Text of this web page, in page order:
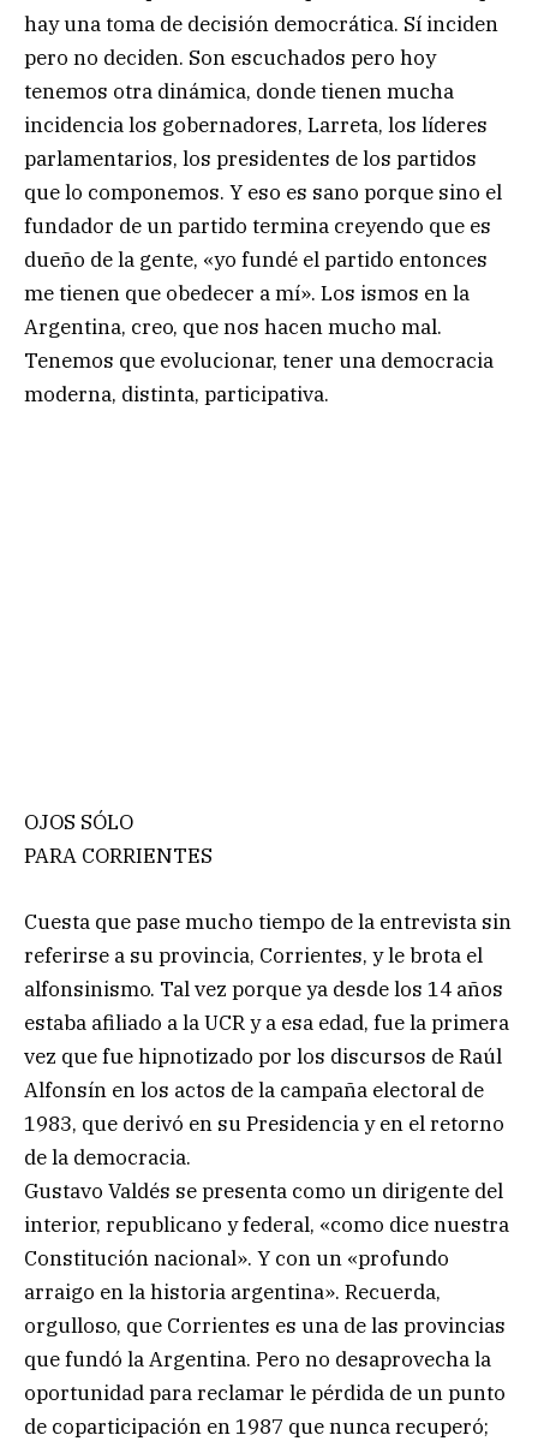
hay una toma de decisión democrática. Sí inciden
pero no deciden. Son escuchados pero hoy
tenemos otra dinámica, donde tienen mucha
incidencia los gobernadores, Larreta, los líderes
parlamentarios, los presidentes de los partidos
que lo componemos. Y eso es sano porque sino el
fundador de un partido termina creyendo que es
dueño de la gente, «yo fundé el partido entonces
me tienen que obedecer a mí». Los ismos en la
Argentina, creo, que nos hacen mucho mal.
Tenemos que evolucionar, tener una democracia
moderna, distinta, participativa.
OJOS SÓLO
PARA CORRIENTES
Cuesta que pase mucho tiempo de la entrevista sin
referirse a su provincia, Corrientes, y le brota el
alfonsinismo. Tal vez porque ya desde los 14 años
estaba afiliado a la UCR y a esa edad, fue la primera
vez que fue hipnotizado por los discursos de Raúl
Alfonsín en los actos de la campaña electoral de
1983, que derivó en su Presidencia y en el retorno
de la democracia.
Gustavo Valdés se presenta como un dirigente del
interior, republicano y federal, «como dice nuestra
Constitución nacional». Y con un «profundo
arraigo en la historia argentina». Recuerda,
orgulloso, que Corrientes es una de las provincias
que fundó la Argentina. Pero no desaprovecha la
oportunidad para reclamar le pérdida de un punto
de coparticipación en 1987 que nunca recuperó;